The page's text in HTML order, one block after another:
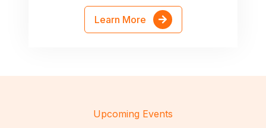
Learn More
Upcoming Events